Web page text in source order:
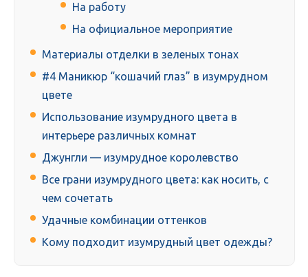
На работу
На официальное мероприятие
Материалы отделки в зеленых тонах
#4 Маникюр “кошачий глаз” в изумрудном
цвете
Использование изумрудного цвета в
интерьере различных комнат
Джунгли — изумрудное королевство
Все грани изумрудного цвета: как носить, с
чем сочетать
Удачные комбинации оттенков
Кому подходит изумрудный цвет одежды?